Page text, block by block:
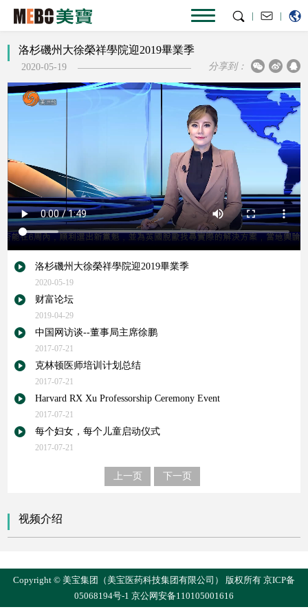
|
|
洛杉磯州大徐榮祥學院迎2019畢業季
分享到：
2020-05-19
洛杉磯州大徐榮祥學院迎2019畢業季
2020-05-19
财富论坛
2019-04-29
中国网访谈--董事局主席徐鹏
2017-07-21
克林顿医师培训计划总结
2017-07-21
Harvard RX Xu Professorship Ceremony Event
2017-07-21
每个妇女，每个儿童启动仪式
2017-07-21
上一页 下一页
视频介绍
Copyright © 美宝集团（美宝医药科技集团有限公司） 版权所有 京ICP备
05068194号-1 京公网安备110105001616